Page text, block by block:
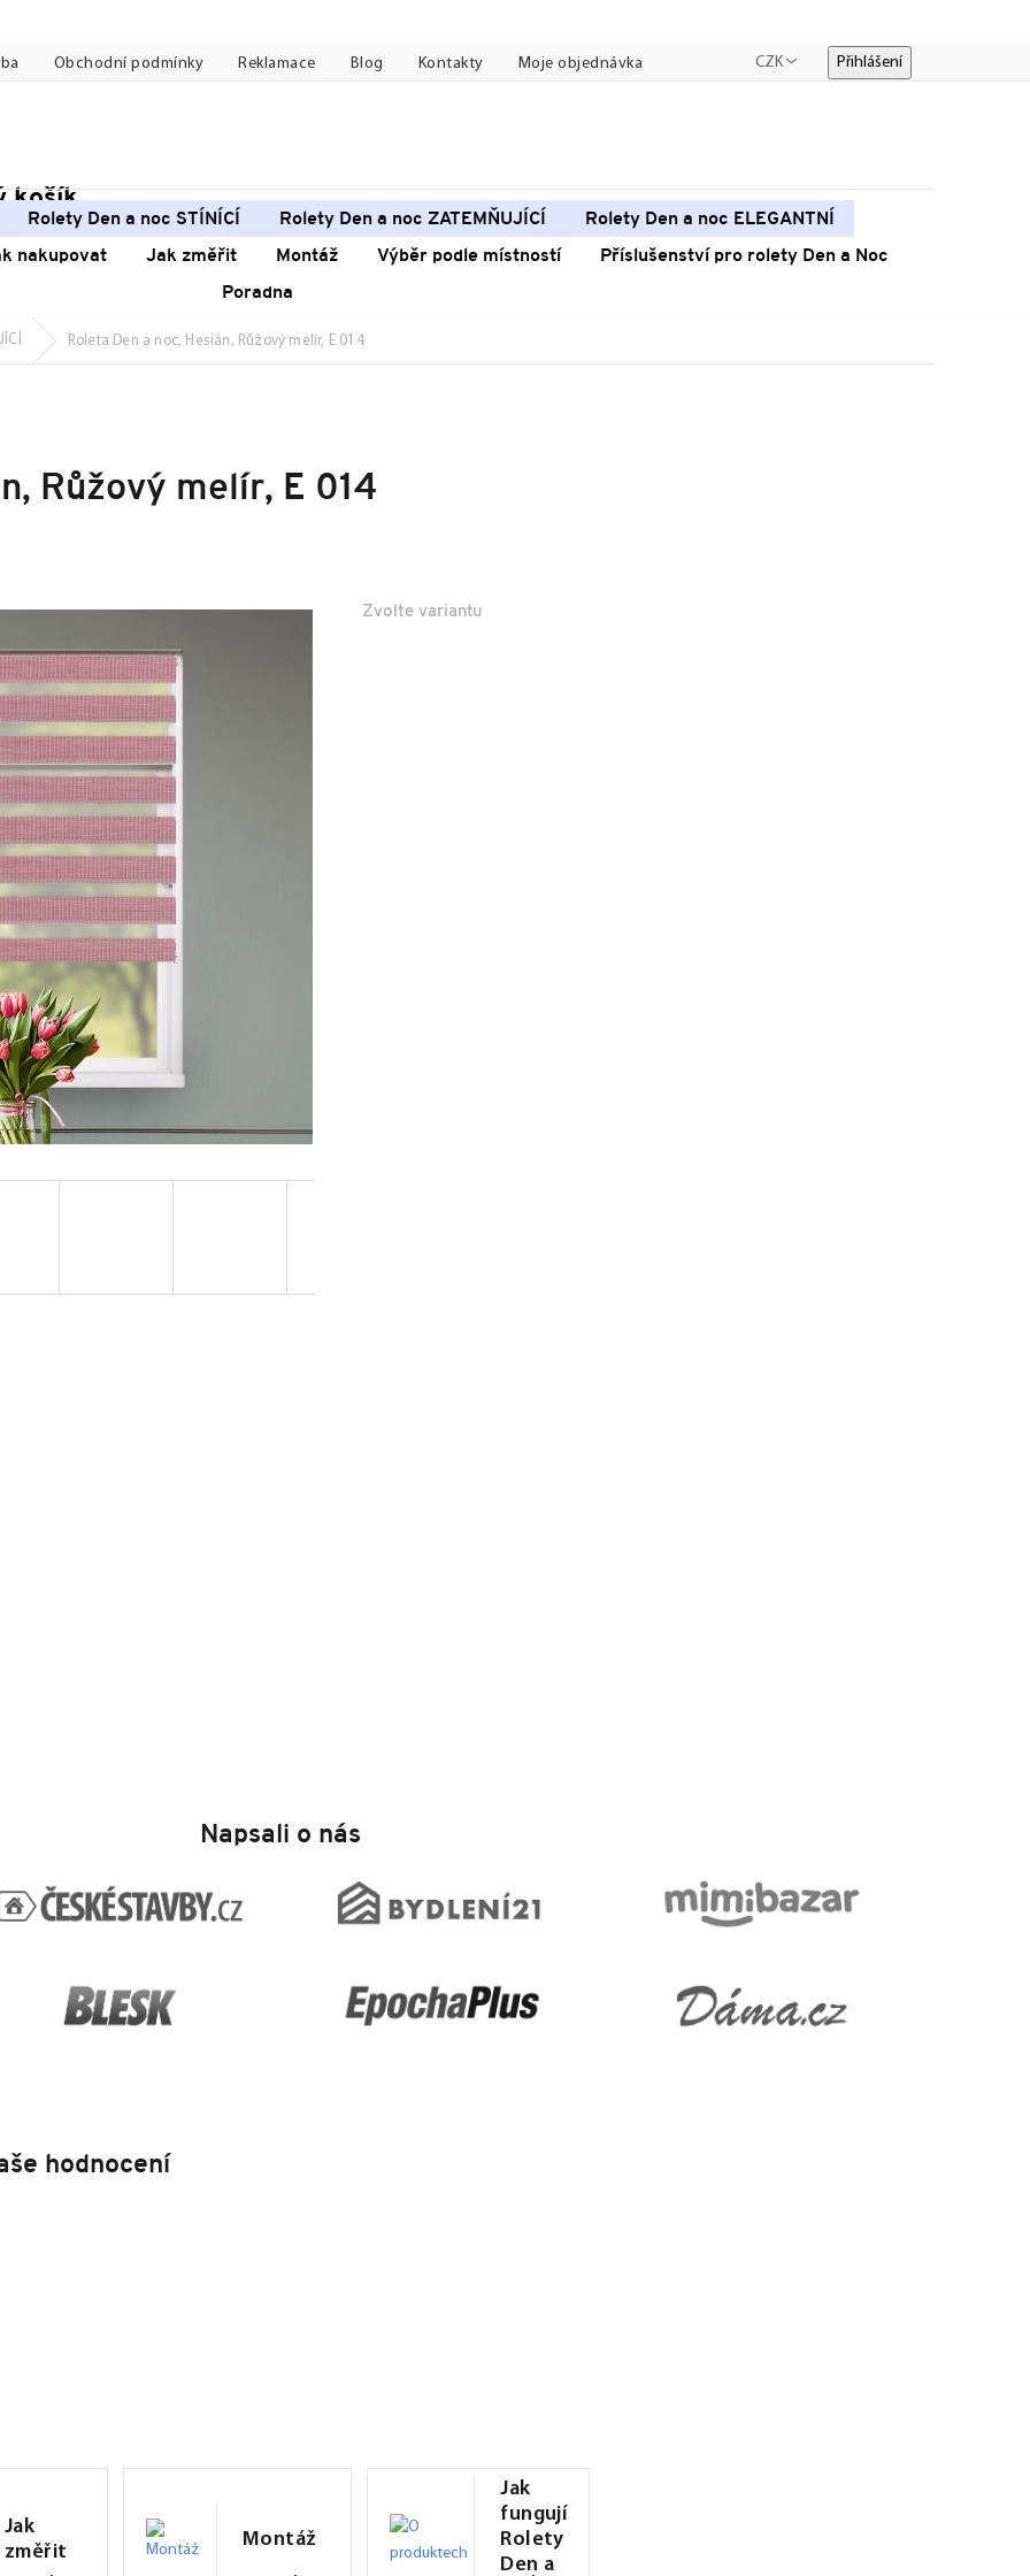
Obchodní podmínky Reklamace Blog Kontakty Moje objednávka CZK Přihlášení
košík
Rolety Den a noc STÍNÍCÍ Rolety Den a noc ZATEMŇUJÍCÍ
Rolety Den a noc ELEGANTNÍ
nakupovat Jak změřit Montáž Výběr podle místností
Příslušenství pro rolety Den a Noc
Poradna
Roleta Den a noc, Hesián, Růžový melír, E 014
Růžový melír, E 014
Zvolte variantu
Napsali o nás
Jak
změřit
Montáž
Jak
fungují
Rolety
Den a
hodnocení